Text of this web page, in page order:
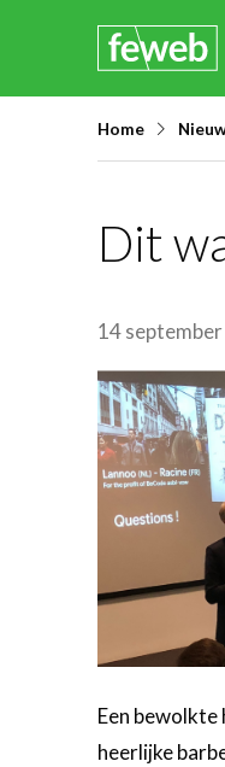
content
Home
Dit
14
Een bewolkte
heerlijke